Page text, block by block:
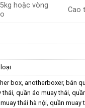
hoặc vòng
Cao
box anotherboxer, bán
thái quần áo muay thái
thái hà nội quần muay